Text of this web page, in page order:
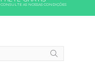
CONSULTE AS NOSSAS CONDIÇÕES